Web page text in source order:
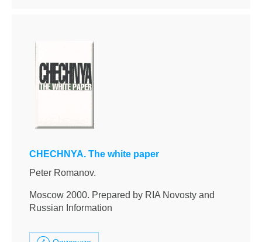
CHECHNYA. The white paper
Peter Romanov.
Moscow 2000. Prepared by RIA Novosty and
Russian Information